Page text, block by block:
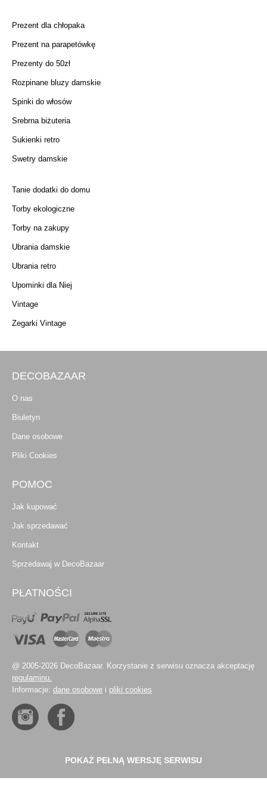
Prezent dla chłopaka
Prezent na parapetówkę
Prezenty do 50zł
Rozpinane bluzy damskie
Spinki do włosów
Srebrna biżuteria
Sukienki retro
Swetry damskie
Tanie dodatki do domu
Torby ekologiczne
Torby na zakupy
Ubrania damskie
Ubrania retro
Upominki dla Niej
Vintage
Zegarki Vintage
DECOBAZAAR
O nas
Biuletyn
Dane osobowe
Pliki Cookies
POMOC
Jak kupować
Jak sprzedawać
Kontakt
Sprzedawaj w DecoBazaar
PŁATNOŚCI
@ 2005-2026 DecoBazaar. Korzystanie z serwisu oznacza akceptację
regulaminu.
Informacje: dane osobowe i pliki cookies
POKAŻ PEŁNĄ WERSJĘ SERWISU